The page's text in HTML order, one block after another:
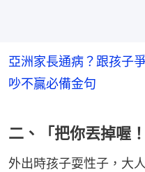
亞洲家長通病？跟孩子
吵不贏必備金句
二、「把你丟掉喔！
外出時孩子耍性子，大